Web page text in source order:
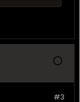
#3